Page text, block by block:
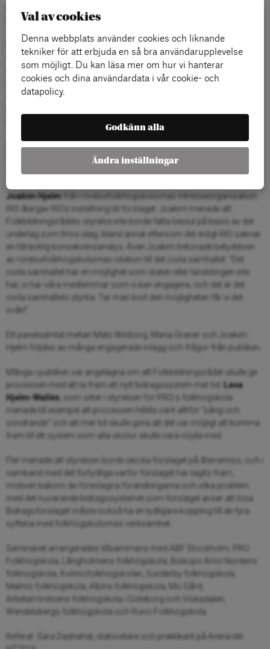
regelbundenhet.
Folkbildningsrådets styrelse är nu mitt inne i processen med att gå
vidare med den kritik som framförts och att hitta lösningar som
svarar mot behoven. Maria Graner berättade att vissa ändringar
gjordes direkt utifrån remisserna. Styrelsen har till exempel arbetat
med att ta fram en bättre definition av ideella ledare. Under hela
Folkbildningsrådets generalsekreterare höll även med Mats
Wingborg om svårigheten i att upprätta en bra balans mellan
samhällets krav och folkhögskolan som idé.
Joakim Hjelm
RIO återgav RIOs inställning till förslaget. Joakim menade att
Folkbildningsrådets styrelse inte borde fatta beslut på basis av det
underlag som finns idag, bland annat eftersom det enligt RIO saknar
en tillräcklig konsekvensanalys. Även Joakim betonade betydelsen
av rörelsefolkhögskolornas relation till det civila samhället. ”Det
civila samhället har en möjlighet som staten eller landstingen inte
har, vi har våra medlemmar som vi kan engagera, och det är det
civila samhällets styrka. Tar man bort den möjligheten får vi det
svårt”.
Ett panelsamtal mellan Mats Winborg, Maria Graner och Joakim
Hjelm följdes av många engagerade inlägg och frågor från publiken.
Många i publiken var angelägna om att Folkbildningsrådet skulle ge
processen med att ta fram ett nytt bidragssystem mer tid.
Lena
Hjelm-Wallén , som sitter i styrelsen för PRO:s folkhögskola
menade till exempel att processen hittills varit alltför ”sårig och
söndrande” och att mer tid skulle göra att det var möjligt att komma
fram till ett system som alla skolor skulle vara nöjda med.
Fler menade att styrelsen borde skicka förslaget på återremiss, och i
samband med det förtydliga varför förslaget har tagits fram,
motiven bakom de föreslagna förändringarna och vilka problem
med det nuvarande bidragssystemet som förslaget avser att lösa.
Bidragsförslaget måste också ha en tydligare koppling till de fyra
syftena med folkhögskolornas verksamhet.
Seminariet arrangerades tillsammans med ABF Stockholm, PRO
Folkhögskola, Långholmens folkhögskola, Biskops Arnö Nordens
folkhögskola, Kvinnofolkhögskolan, Sunderby folkhögskola,
Malmö folkhögskola, Albins folkhögskola, Mo Gård,
Arbetarrörelsens folkhögskola i Göteborg och Viskadalen,
Wendelsbergs folkhögskola och Runö Folkhögskola.
Referat: Sara Dadnahal, statsvetare och praktikant på Arena Idé
Val av cookies
Denna webbplats använder cookies och liknande
tekniker för att erbjuda en så bra användarupplevelse
som möjligt. Du kan läsa mer om hur vi hanterar
cookies och dina användardata i vår cookie- och
datapolicy.
Godkänn alla
Ändra inställningar